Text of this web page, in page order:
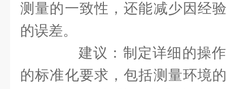
测量的一致性，还能减少因经
的误差。
建议：制定详细的操作
的标准化要求，包括测量环境